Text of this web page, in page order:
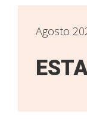
Agosto